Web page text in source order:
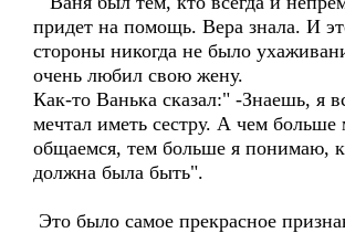
придет на помощь. Вера знала. И
стороны никогда не было
очень любил свою жену.
Как-то Ванька сказал:" -Знаешь, я
мечтал иметь сестру. А чем
общаемся, тем больше я понимаю,
должна была быть".
Это было самое прекрасное